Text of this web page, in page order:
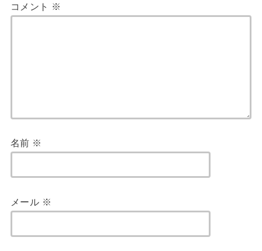
コメント ※
名前 ※
メール ※